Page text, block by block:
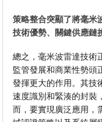
策略整合突顯了將毫米
技術優勢、關鍵供應鏈
總之，毫米波雷達技術
監管發展和商業性勢頭
發揮更大的作用。其技
速度識別和緊湊的封裝
而，要實現廣泛應用，